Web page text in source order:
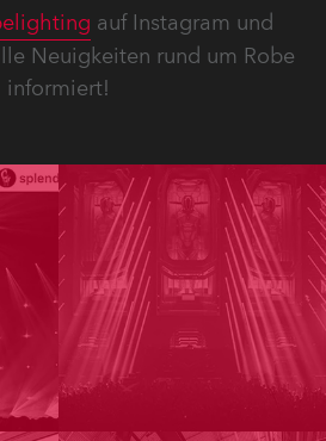
auf Instagram und
Neuigkeiten rund um Robe
informiert!